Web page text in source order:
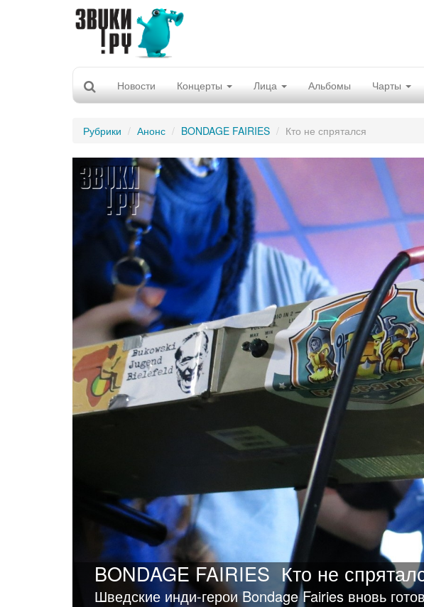
Новости Концерты Лица Альбомы Чарты
Рубрики Анонс BONDAGE FAIRIES Кто не спрятался
BONDAGE FAIRIES Кто не
Шведские инди-герои Bondage Fairies вновь